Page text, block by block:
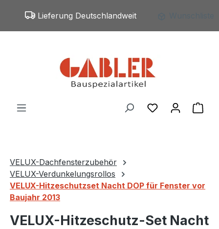
Zum Hauptinhalt springen
Lieferung Deutschlandweit
Du hast 0
VELUX-Dachfensterzubehör
VELUX-Verdunkelungsrollos
VELUX-Hitzeschutzset Nacht DOP für Fenster vor
Baujahr 2013
VELUX-Hitzeschutz-Set Nacht